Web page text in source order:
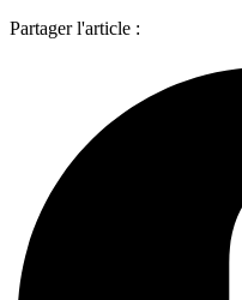
Partager l'article :